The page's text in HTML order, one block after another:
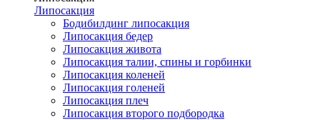
Липосакция
Бодибилдинг липосакция
Липосакция бедер
Липосакция живота
Липосакция талии, спины и горбинки
Липосакция коленей
Липосакция голеней
Липосакция плеч
Липосакция второго подбородка